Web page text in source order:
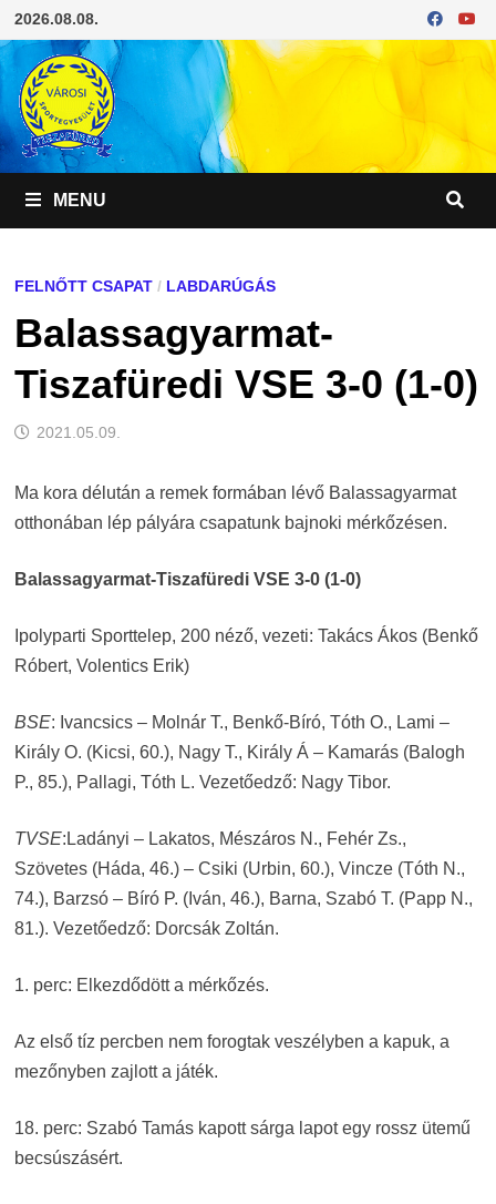
Skip
to
content
2026.08.08.
MENU
FELNŐTT CSAPAT/ LABDARÚGÁS
Balassagyarmat-
Tiszafüredi VSE 3-0 (1-0)
2021.05.09.
Ma kora délután a remek formában lévő Balassagyarmat
otthonában lép pályára csapatunk bajnoki mérkőzésen.
Balassagyarmat-Tiszafüredi VSE 3-0 (1-0)
Ipolyparti Sporttelep, 200 néző, vezeti: Takács Ákos (Benkő
Róbert, Volentics Erik)
BSE: Ivancsics – Molnár T., Benkő-Bíró, Tóth O., Lami –
Király O. (Kicsi, 60.), Nagy T., Király Á – Kamarás (Balogh
P., 85.), Pallagi, Tóth L. Vezetőedző: Nagy Tibor.
TVSE:Ladányi – Lakatos, Mészáros N., Fehér Zs.,
Szövetes (Háda, 46.) – Csiki (Urbin, 60.), Vincze (Tóth N.,
74.), Barzsó – Bíró P. (Iván, 46.), Barna, Szabó T. (Papp N.,
81.). Vezetőedző: Dorcsák Zoltán.
1. perc: Elkezdődött a mérkőzés.
Az első tíz percben nem forogtak veszélyben a kapuk, a
mezőnyben zajlott a játék.
18. perc: Szabó Tamás kapott sárga lapot egy rossz ütemű
becsúszásért.